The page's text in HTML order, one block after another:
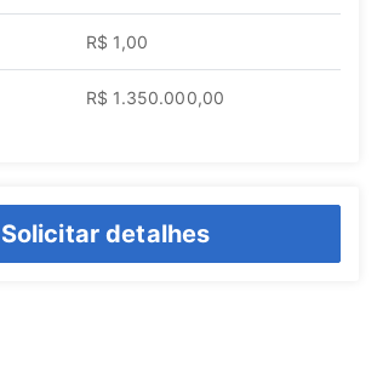
R$ 1,00
R$ 1.350.000,00
Solicitar detalhes